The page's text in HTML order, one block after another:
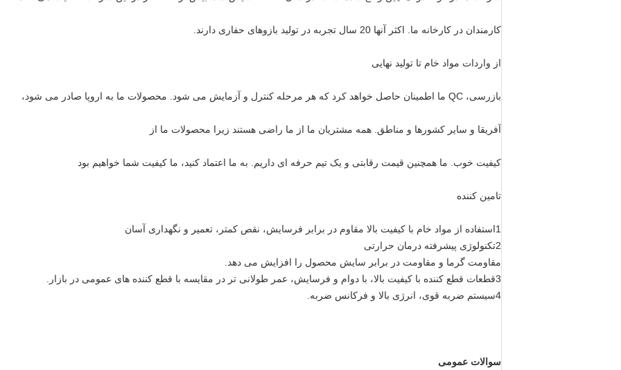
کارمندان در کارخانه ما. اکثر آنها 20 سال تجربه در تولید بازوهای حفاری دارند.
از واردات مواد خام تا تولید نهایی
بازرسی، QC ما اطمینان حاصل خواهد کرد که هر مرحله کنترل و آزمایش می شود. محصولات ما به اروپا صادر می شود،
آفریقا و سایر کشورها و مناطق. همه مشتریان ما از ما راضی هستند زیرا محصولات ما از
کیفیت خوب. ما همچنین قیمت رقابتی و یک تیم حرفه ای داریم. به ما اعتماد کنید، ما کیفیت شما خواهیم بود
تامین کننده
1استفاده از مواد خام با کیفیت بالا مقاوم در برابر فرسایش، نقص کمتر، تعمیر و نگهداری آسان
2تکنولوژی پیشرفته درمان حرارتی
مقاومت گرما و مقاومت در برابر سایش محصول را افزایش می دهد.
3قطعات قطع کننده با کیفیت بالا، با دوام و فرسایش، عمر طولانی تر در مقایسه با قطع کننده های عمومی در بازار.
4سیستم ضربه قوی، انرژی بالا و فرکانس ضربه.
سوالات عمومی